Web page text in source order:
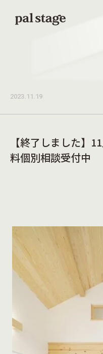
2023.11.19
【終了しました】
料個別相談受付中